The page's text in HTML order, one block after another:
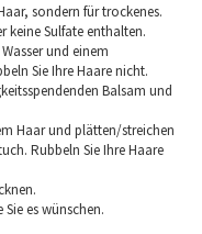
sondern für trockenes.
keine Sulfate enthalten.
und einem
Sie Ihre Haare nicht.
Balsam und
Haar und plätten/streichen
Rubbeln Sie Ihre Haare
es wünschen.